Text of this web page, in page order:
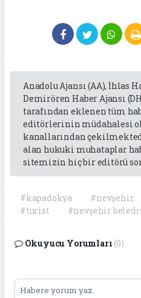
Anadolu Ajansı (AA), İhlas
Demirören Haber Ajansı
tarafından eklenen tüm
editörlerinin müdahalesi
kanallarından
alan hukuki muhataplar
sitemizin hiç bir editörü
#kapadokya #nevşehir
#turist
#nevşehir
Okuyucu Yorumları (0)